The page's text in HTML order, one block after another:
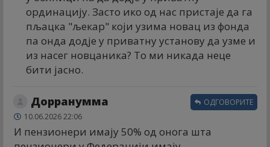
ординацију. Засто ико од нас пристаје да га
пљацка "љекар" који узима новац из фонда
па онда додје у приватну установу да узме и
из насег новцаника? То ми никада неце
бити јасно.
Дорранумма
10.06.2026 22:06
И пензионери имају 50% од онога шта
ОДГОВОРИТЕ